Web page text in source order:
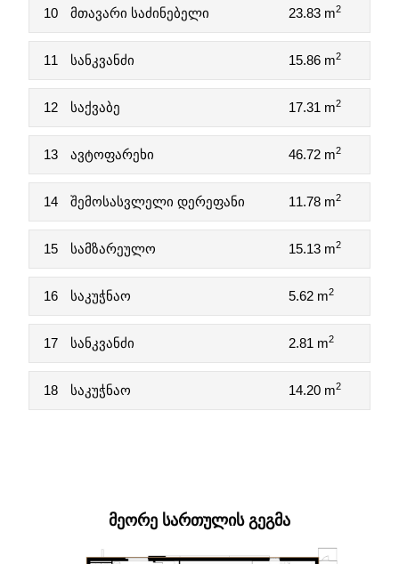
10 მთავარი საძინებელი 23.83 m2
11 სანკვანძი 15.86 m2
12 საქვაბე 17.31 m2
13 ავტოფარეხი 46.72 m2
14 შემოსასვლელი დერეფანი 11.78 m2
15 სამზარეულო 15.13 m2
16 საკუჭნაო 5.62 m2
17 სანკვანძი 2.81 m2
18 საკუჭნაო 14.20 m2
ᲛᲔᲝᲠᲔ ᲡᲐᲠᲗᲣᲚᲘᲡ ᲒᲔᲒᲛᲐ